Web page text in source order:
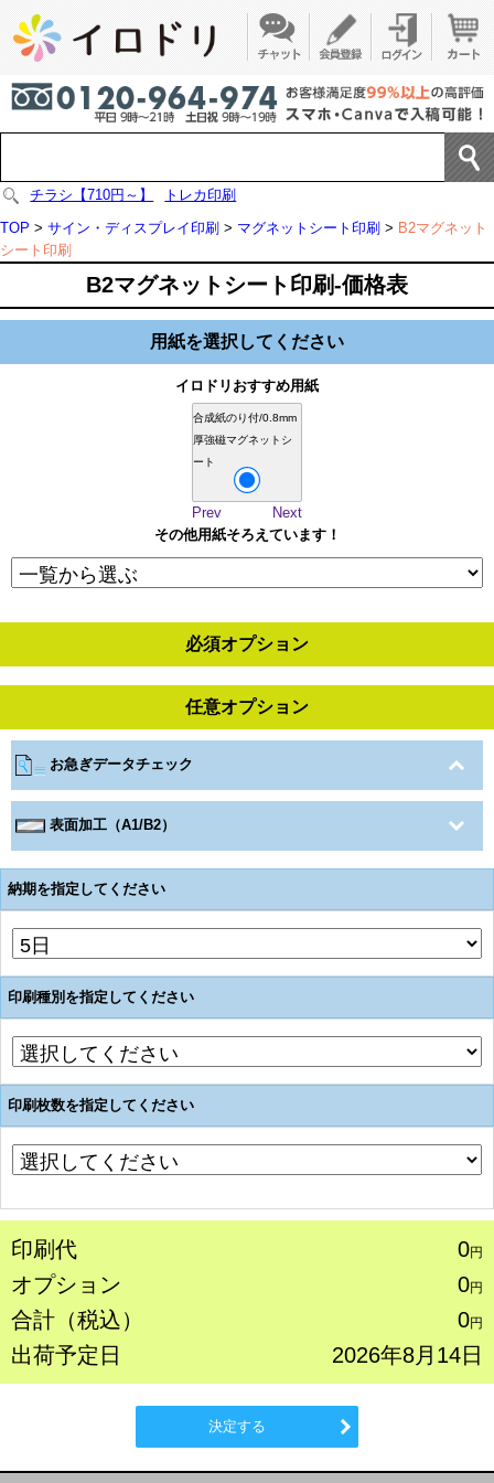
チラシ【710円～】
トレカ印刷
TOP > サイン・ディスプレイ印刷 > マグネットシート印刷 > B2マグネット
シート印刷
B2マグネットシート印刷-価格表
用紙を選択してください
イロドリおすすめ用紙
合成紙のり付/0.8mm
厚強磁マグネットシ
ート
Prev
Next
その他用紙そろえています！
必須オプション
任意オプション
お急ぎデータチェック
表面加工（A1/B2）
納期を指定してください
印刷種別を指定してください
印刷枚数を指定してください
印刷代 0円
オプション 0円
合計（税込） 0円
出荷予定日 2026年8月14日
決定する